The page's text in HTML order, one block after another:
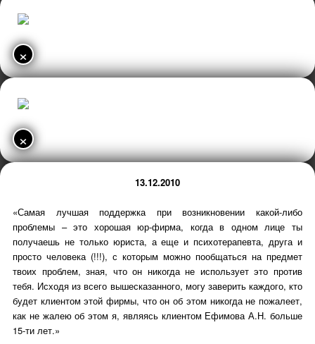
×
×
13.12.2010
«Самая лучшая поддержка при возникновении какой-либо
проблемы – это хорошая юр-фирма, когда в одном лице ты
получаешь не только юриста, а еще и психотерапевта, друга и
просто человека (!!!), с которым можно пообщаться на предмет
твоих проблем, зная, что он никогда не использует это против
тебя. Исходя из всего вышесказанного, могу заверить каждого, кто
будет клиентом этой фирмы, что он об этом никогда не пожалеет,
как не жалею об этом я, являясь клиентом Ефимова А.Н. больше
15-ти лет.»